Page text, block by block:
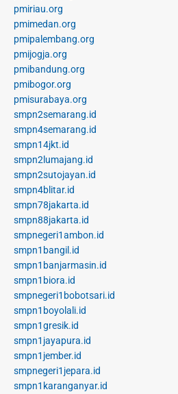
pmiriau.org
pmimedan.org
pmipalembang.org
pmijogja.org
pmibandung.org
pmibogor.org
pmisurabaya.org
smpn2semarang.id
smpn4semarang.id
smpn14jkt.id
smpn2lumajang.id
smpn2sutojayan.id
smpn4blitar.id
smpn78jakarta.id
smpn88jakarta.id
smpnegeri1ambon.id
smpn1bangil.id
smpn1banjarmasin.id
smpn1biora.id
smpnegeri1bobotsari.id
smpn1boyolali.id
smpn1gresik.id
smpn1jayapura.id
smpn1jember.id
smpnegeri1jepara.id
smpn1karanganyar.id